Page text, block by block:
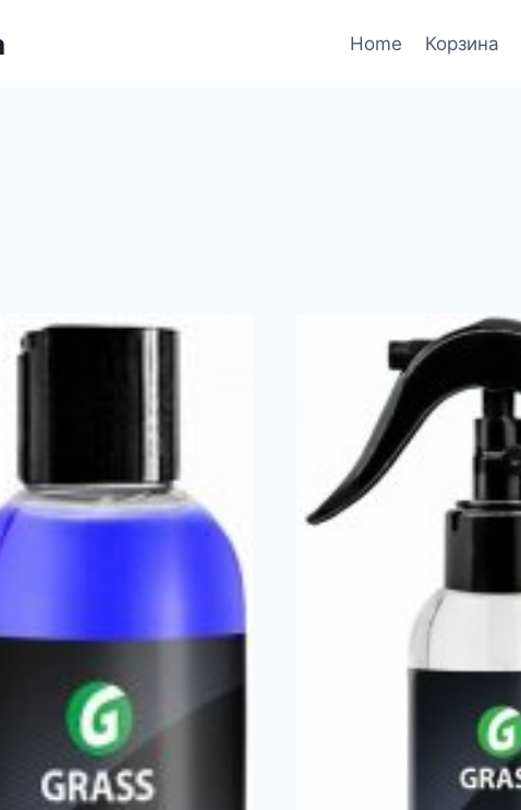
Home Корзина